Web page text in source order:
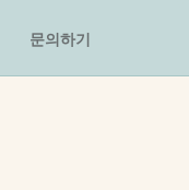
문의하기